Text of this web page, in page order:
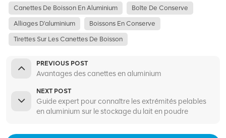
Canettes De Boisson En Aluminium Boîte De Conserve
Alliages D'aluminium Boissons En Conserve
Tirettes Sur Les Canettes De Boisson
PREVIOUS POST
Avantages des canettes en aluminium
NEXT POST
Guide expert pour connaître les extrémités pelables
en aluminium sur le stockage du lait en poudre